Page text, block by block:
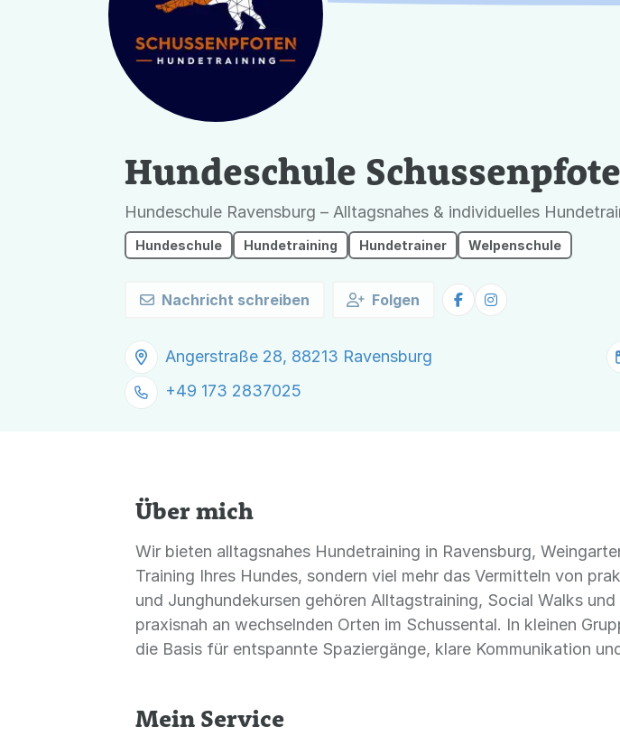
Hundeschule
Hundeschule Ravensburg – Alltagsnahes & individuelles
Hundeschule Hundetraining Hundetrainer Welpenschule
Nachricht schreiben Folgen
Angerstraße 28, 88213 Ravensburg
+49 173 2837025
Über mich
Wir bieten alltagsnahes Hundetraining in Ravensburg,
Training Ihres Hundes, sondern viel mehr das Vermitteln von
und Junghundekursen gehören Alltagstraining, Social Walks
praxisnah an wechselnden Orten im Schussental. In kleinen
die Basis für entspannte Spaziergänge, klare Kommunikation
Mein Service